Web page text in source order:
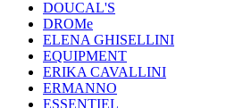
DOUCAL'S
DROMe
ELENA GHISELLINI
EQUIPMENT
ERIKA CAVALLINI
ERMANNO
ESSENTIEL